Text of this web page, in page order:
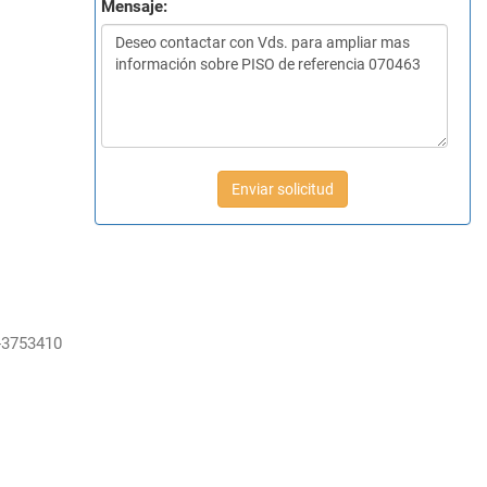
Mensaje:
Enviar solicitud